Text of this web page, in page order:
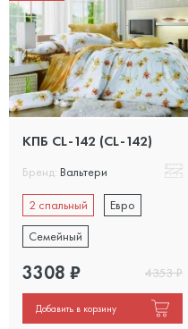
КПБ CL-142 (CL-142)
Бренд: Вальтери
2 спальный
Евро
Семейный
3308 ₽ 4353₽
Добавить в корзину